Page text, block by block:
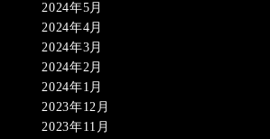
2024年5月
2024年4月
2024年3月
2024年2月
2024年1月
2023年12月
2023年11月